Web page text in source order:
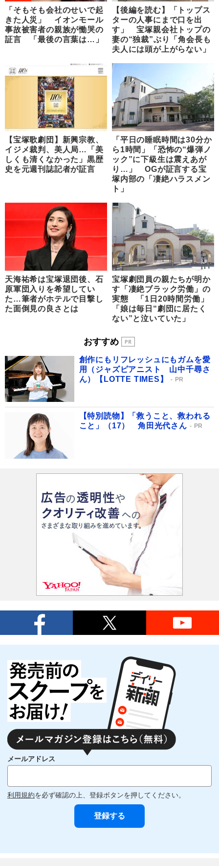
「そもそも会社のせいで起
きた人災」 イオンモール
事故被害者の親族が慟哭の
証言 「最後の言葉は…」
【後編を読む】「トップス
ターの人事にまで口を出
す」 宝塚親会社トップの
妻の“独裁”ぶり「角会長も
夫人には頭が上がらない」
【宝塚歌劇団】新興宗教、
イジメ裁判、美人局…「美
しくも清くなかった」黒歴
史を元週刊誌記者が証言
「平日の睡眠時間は30分か
ら1時間」「恐怖の“爆弾ノ
ック”に下級生は震えあが
り…」 OGが証言する宝
塚内部の「凄絶ハラスメン
ト」
天海祐希は宝塚退団後、石
原軍団入りを希望してい
た…筆者がホテルで目撃し
た面倒見の良さとは
宝塚劇団員の親たちが明か
す「凄絶ブラック労働」の
実態 「1日20時間労働」
「娘は毎日“劇団に居たく
ない”と泣いていた」
おすすめ
創作にもリフレッシュにもガムを愛
用（ジャズピアニスト 山中千尋さ
ん）【LOTTE TIMES】
PR
【特別読物】「救うこと、救われる
こと」（17） 角田光代さん
PR
メールアドレス
利用規約を必ず確認の上、登録ボタンを押してください。